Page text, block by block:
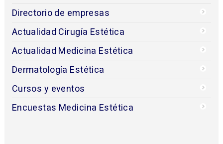
Directorio de empresas
Actualidad Cirugía Estética
Actualidad Medicina Estética
Dermatología Estética
Cursos y eventos
Encuestas Medicina Estética